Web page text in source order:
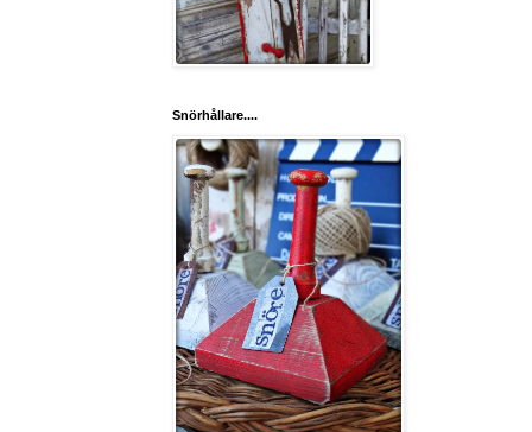
Snörhållare....